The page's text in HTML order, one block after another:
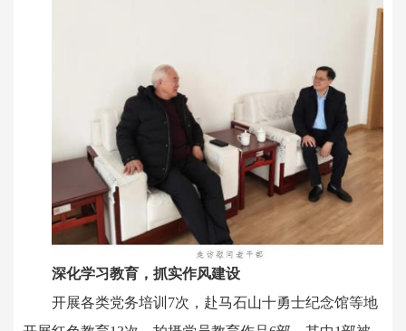
深化学习教育，抓实作风建设
开展各类党务培训7次，赴马石山十勇士纪念馆等地